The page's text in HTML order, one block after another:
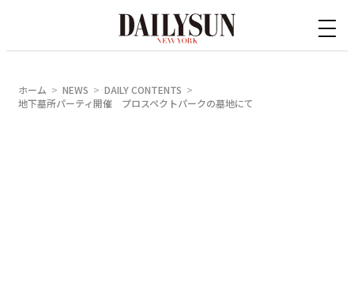
ホーム NEWS
DAILY CONTENTS
地下墓所パーティ開催 プロスペクトパークの墓地にて